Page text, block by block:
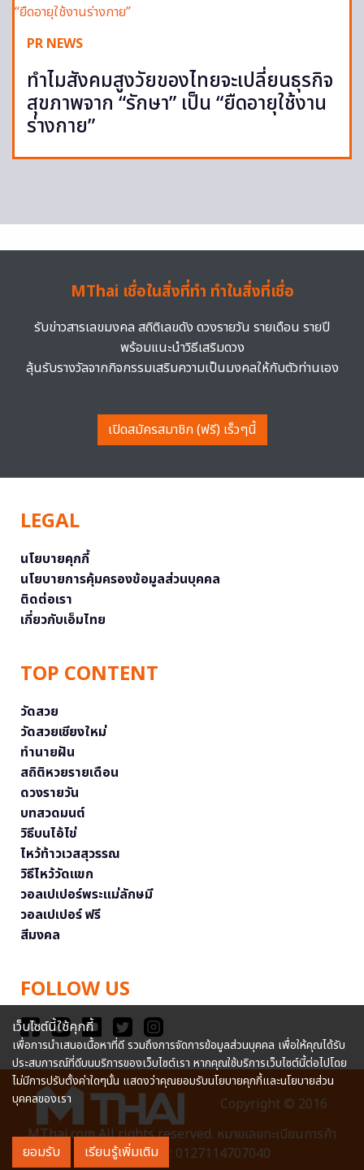
PR NEWS
ทำไมสังคมสูงวัยของไทยจะเปลี่ยนธุรกิจ
สุขภาพจาก “รักษา” เป็น “ยืดอายุใช้งาน
ร่างกาย”
MThai เชื่อในสิ่งที่ทำ ทำในสิ่งที่เชื่อ
รับข่าวสารเลขมงคล สถิติเลขดัง ดวงรายวัน รายเดือน รายปี
พร้อมแนะนำวิธีเสริมดวง
ลุ้นรับรางวัลจากกิจกรรมเสริมความเป็นมงคลให้กับตัวท่านเอง
เปิดสมัครสมาชิก (ฟรี) เร็วๆนี้
LEGAL
นโยบายคุกกี้
นโยบายการคุ้มครองข้อมูลส่วนบุคคล
ติดต่อเรา
เกี่ยวกับเอ็มไทย
TOP CONTENT
วัดสวย
วัดสวยเชียงใหม่
ทำนายฝัน
สถิติหวยรายเดือน
ดวงรายวัน
บทสวดมนต์
วิธีบนไอ้ไข่
ไหว้ท้าวเวสสุวรรณ
วิธีไหว้วัดแขก
วอลเปเปอร์พระแม่ลักษมี
วอลเปเปอร์ ฟรี
สีมงคล
FOLLOW US
Copyright © 2016
MThai.com All rights reserved. หมายเลขทะเบียนการค้า
อิเล็กทรอนิกส์ : 0127114707040
เว็บไซต์นี้ใช้คุกกี้
เพื่อการนำเสนอเนื้อหาที่ดี รวมถึงการจัดการข้อมูลส่วนบุคคล เพื่อให้คุณได้รับ
ประสบการณ์ที่ดีบนบริการของเว็บไซต์เรา หากคุณใช้บริการเว็บไซต์นี้ต่อไปโดย
ไม่มีการปรับตั้งค่าใดๆนั้น แสดงว่าคุณยอมรับนโยบายคุกกี้และนโยบายส่วน
บุคคลของเรา
ยอมรับ เรียนรู้เพิ่มเติม